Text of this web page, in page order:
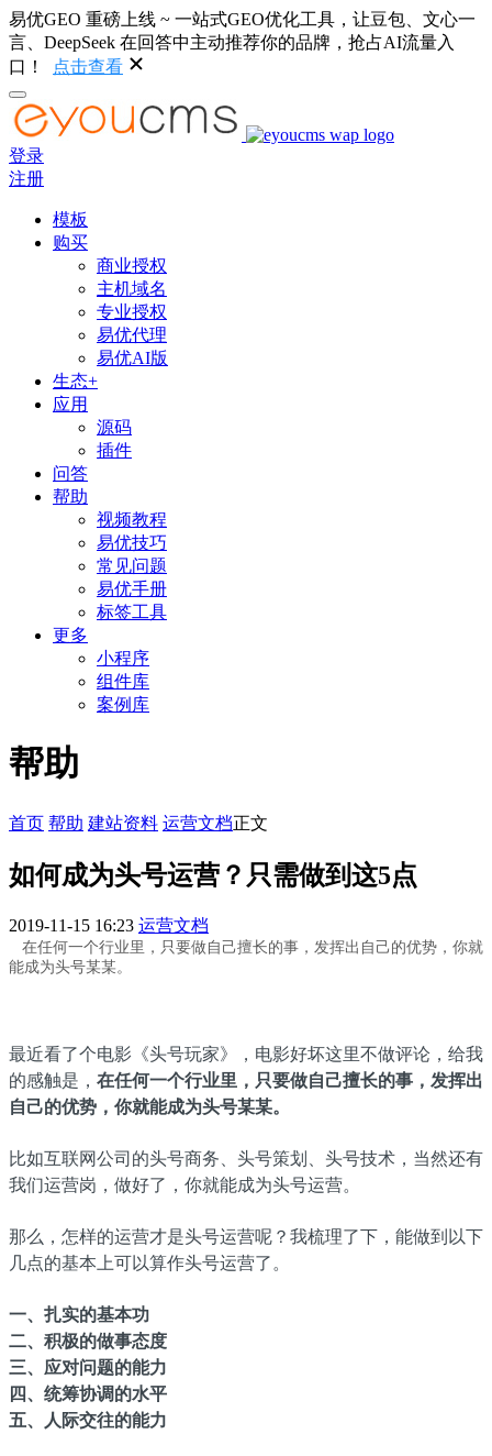
易优GEO 重磅上线 ~ 一站式GEO优化工具，让豆包、文心一
言、DeepSeek 在回答中主动推荐你的品牌，抢占AI流量入
口！
点击查看
登录
注册
模板
购买
商业授权
主机域名
专业授权
易优代理
易优AI版
生态+
应用
源码
插件
问答
帮助
视频教程
易优技巧
常见问题
易优手册
标签工具
更多
小程序
组件库
案例库
帮助
首页 帮助 建站资料 运营文档正文
如何成为头号运营？只需做到这5点
2019-11-15 16:23 运营文档
在任何一个行业里，只要做自己擅长的事，发挥出自己的优势，你就
能成为头号某某。
最近看了个电影《头号玩家》，电影好坏这里不做评论，给我
的感触是， 在任何一个行业里，只要做自己擅长的事，发挥出
自己的优势，你就能成为头号某某。
比如互联网公司的头号商务、头号策划、头号技术，当然还有
我们运营岗，做好了，你就能成为头号运营。
那么，怎样的运营才是头号运营呢？我梳理了下，能做到以下
几点的基本上可以算作头号运营了。
一、扎实的基本功
二、积极的做事态度
三、应对问题的能力
四、统筹协调的水平
五、人际交往的能力